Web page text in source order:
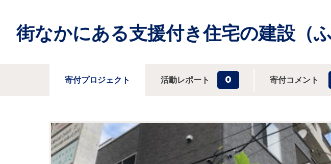
街なかにある支援付き住宅の建設（
寄付プロジェクト 活動レポート 0 寄付コメント